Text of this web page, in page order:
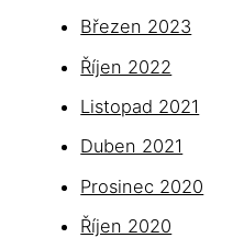
Březen 2023
Říjen 2022
Listopad 2021
Duben 2021
Prosinec 2020
Říjen 2020